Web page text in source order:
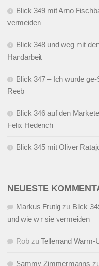
Blick 349 mit Arno
vermeiden
Blick 348 und weg mit
Handarbeit
Blick 347 – Ich wurde
Reeb
Blick 346 auf den
Felix Hederich
Blick 345 mit Oliver
NEUESTE
Markus Frutig zu Blick
und wie wir sie vermeiden
Rob zu Tellerrand Warm-
Sammy Zimmermanns